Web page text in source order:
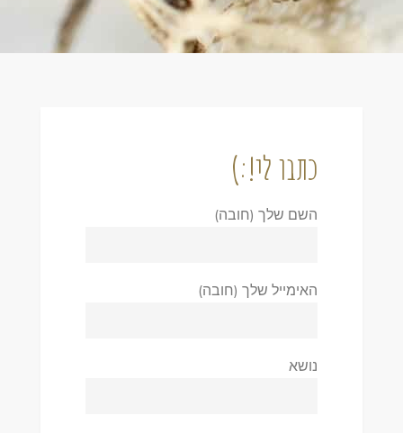
כתבו לי!:)
השם שלך (חובה)
האימייל שלך (חובה)
נושא